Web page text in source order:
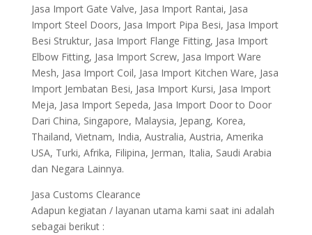
Jasa Import Gate Valve, Jasa Import Rantai, Jasa
Import Steel Doors, Jasa Import Pipa Besi, Jasa Import
Besi Struktur, Jasa Import Flange Fitting, Jasa Import
Elbow Fitting, Jasa Import Screw, Jasa Import Ware
Mesh, Jasa Import Coil, Jasa Import Kitchen Ware, Jasa
Import Jembatan Besi, Jasa Import Kursi, Jasa Import
Meja, Jasa Import Sepeda, Jasa Import Door to Door
Dari China, Singapore, Malaysia, Jepang, Korea,
Thailand, Vietnam, India, Australia, Austria, Amerika
USA, Turki, Afrika, Filipina, Jerman, Italia, Saudi Arabia
dan Negara Lainnya.
Jasa Customs Clearance
Adapun kegiatan / layanan utama kami saat ini adalah
sebagai berikut :